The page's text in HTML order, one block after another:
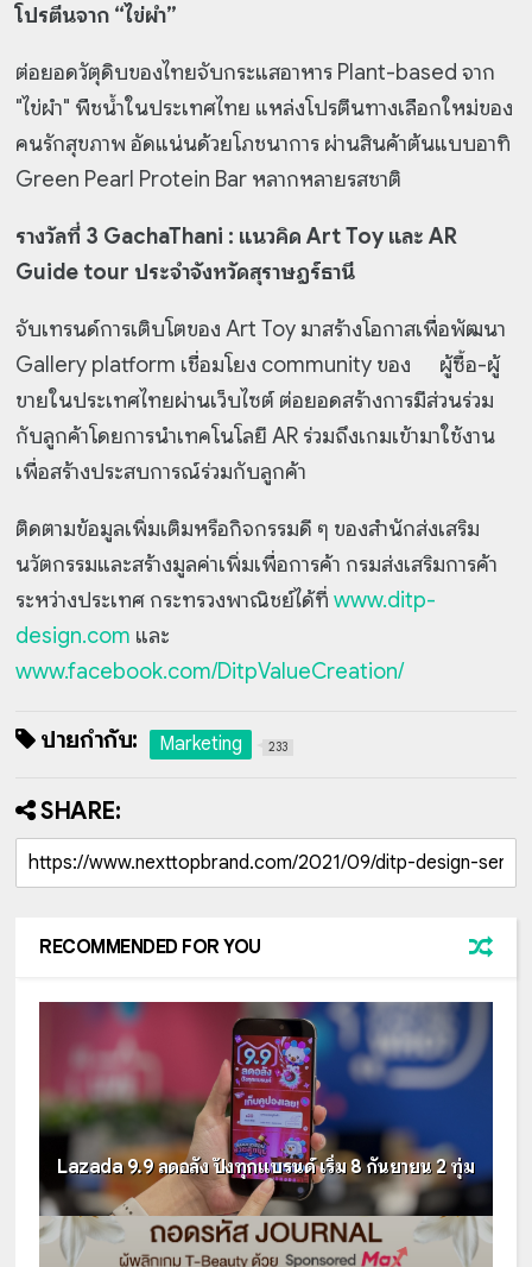
โปรตีนจาก “ไข่ผำ”
ต่อยอดวัตุดิบของไทยจับกระแสอาหาร Plant-based จาก
"ไข่ผำ" พืชน้ำในประเทศไทย แหล่งโปรตีนทางเลือกใหม่ของ
คนรักสุขภาพ อัดแน่นด้วยโภชนาการ ผ่านสินค้าต้นแบบอาทิ
Green Pearl Protein Bar หลากหลายรสชาติ
รางวัลที่ 3 GachaThani : แนวคิด Art Toy และ AR
Guide tour ประจำจังหวัดสุราษฎร์ธานี
จับเทรนด์การเติบโตของ Art Toy มาสร้างโอกาสเพื่อพัฒนา
Gallery platform เชื่อมโยง community ของ ผู้ซื้อ-ผู้
ขายในประเทศไทยผ่านเว็บไซต์ ต่อยอดสร้างการมีส่วนร่วม
กับลูกค้าโดยการนำเทคโนโลยี AR ร่วมถึงเกมเข้ามาใช้งาน
เพื่อสร้างประสบการณ์ร่วมกับลูกค้า
ติดตามข้อมูลเพิ่มเติมหรือกิจกรรมดี ๆ ของสำนักส่งเสริม
นวัตกรรมและสร้างมูลค่าเพิ่มเพื่อการค้า กรมส่งเสริมการค้า
ระหว่างประเทศ กระทรวงพาณิชย์ได้ที่www.ditp-
design.com และ
www.facebook.com/DitpValueCreation/
ป้ายกำกับ: Marketing 233
SHARE:
RECOMMENDED FOR YOU
Lazada 9.9 ลดอลัง ปังทุกแบรนด์ เริ่ม 8 กันยายน 2 ทุ่ม